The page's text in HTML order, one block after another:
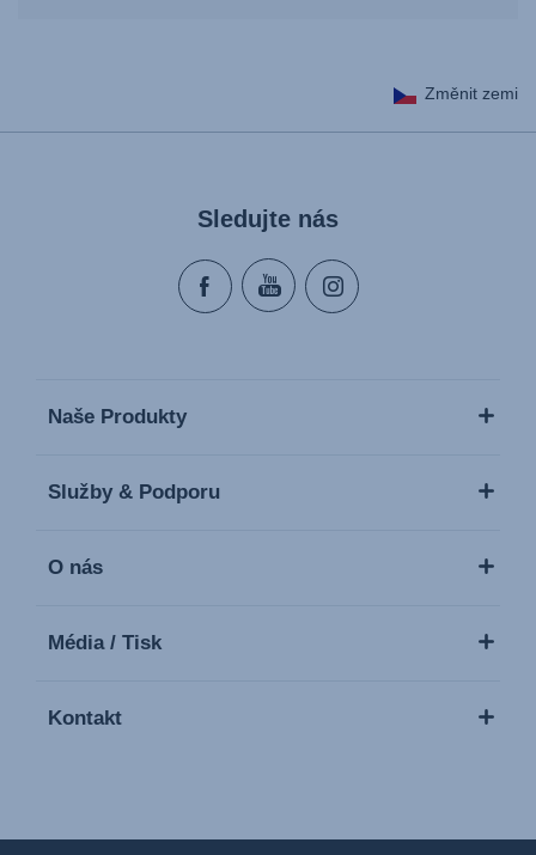
Změnit zemi
Sledujte nás
Naše Produkty
Služby & Podporu
O nás
Média / Tisk
Kontakt